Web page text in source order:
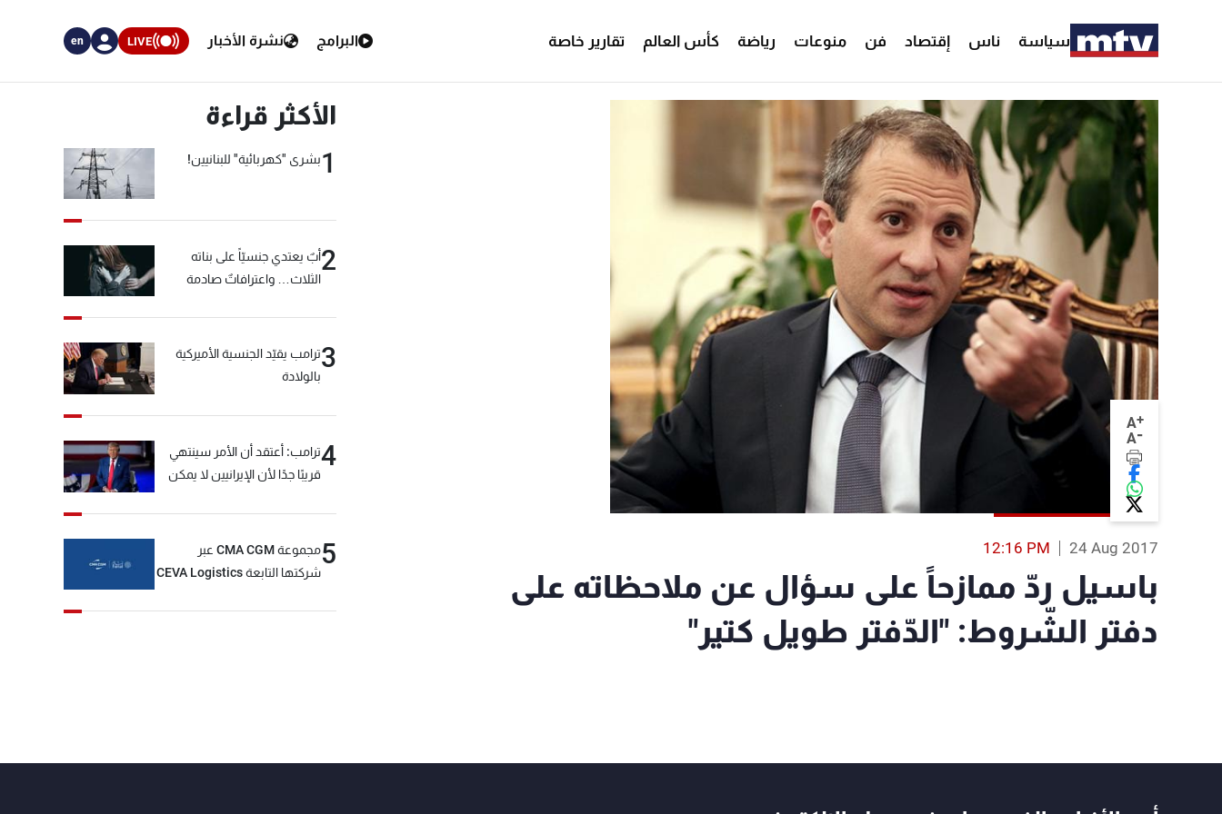
سياسة ناس إقتصاد فن منوعات رياضة كأس العالم تقارير خاصة البرامج نشرة الأخبار LIVE
en
A+
A-
24 Aug 2017
12:16 PM
باسيل ردّ ممازحاً على سؤال عن ملاحظاته على
دفتر الشّروط: "الدّفتر طويل كتير"
الأكثر قراءة
1بشرى "كهربائية" للبنانيين!
2أبٌ يعتدي جنسيّاً على بناته
الثلاث… واعترافاتٌ صادمة
3ترامب يقيّد الجنسية الأميركية
بالولادة
4ترامب: أعتقد أن الأمر سينتهي
قريبًا جدًا لأن الإيرانيين لا يمكن
5
مجموعة CMA CGM عبر
شركتها التابعة CEVA Logistics